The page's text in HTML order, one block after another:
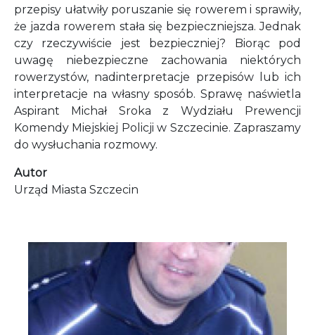
przepisy ułatwiły poruszanie się rowerem i sprawiły,
że jazda rowerem stała się bezpieczniejsza. Jednak
czy rzeczywiście jest bezpieczniej? Biorąc pod
uwagę niebezpieczne zachowania niektórych
rowerzystów, nadinterpretacje przepisów lub ich
interpretacje na własny sposób. Sprawę naświetla
Aspirant Michał Sroka z Wydziału Prewencji
Komendy Miejskiej Policji w Szczecinie. Zapraszamy
do wysłuchania rozmowy.
Autor
Urząd Miasta Szczecin